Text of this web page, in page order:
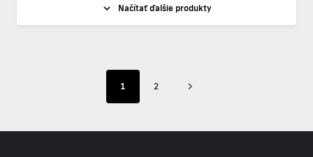
Načítať ďalšie produkty
1 2